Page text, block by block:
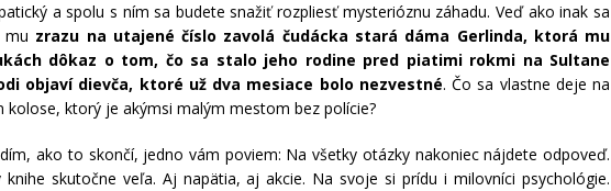
a spolu s ním sa budete snažiť rozpliesť mysterióznu záhadu. Veď ako inak sa
mu zrazu na utajené číslo zavolá čudácka stará dáma Gerlinda, ktorá mu
dôkaz o tom, čo sa stalo jeho rodine pred piatimi rokmi na Sultane
objaví dievča, ktoré už dva mesiace bolo nezvestné. Čo sa vlastne deje na
kolose, ktorý je akýmsi malým mestom bez polície?
ako to skončí, jedno vám poviem: Na všetky otázky nakoniec nájdete odpoveď.
skutočne veľa. Aj napätia, aj akcie. Na svoje si prídu i milovníci psychológie.